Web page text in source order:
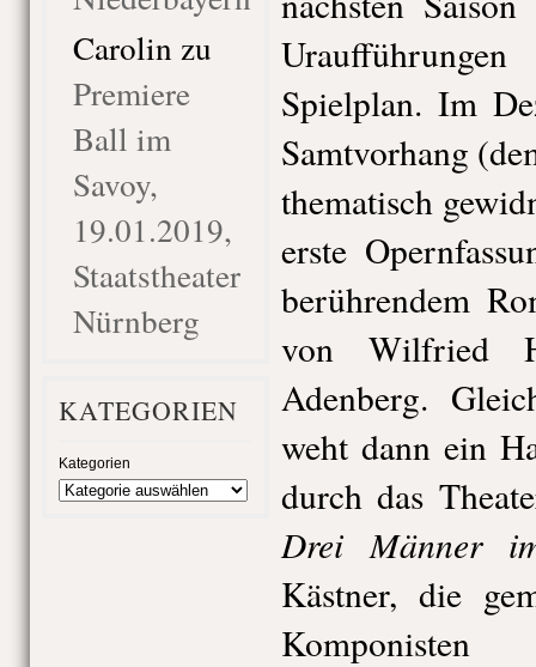
Carolin zu
Premiere
Ball im
Savoy,
19.01.2019,
Staatstheater
Nürnberg
KATEGORIEN
Kategorien
Spielplan. Im
Samtvorhang
thematisch
erste
berührendem
von Wilfried
Adenberg.
weht dann ein
durch das
Drei Männer
Kästner, die